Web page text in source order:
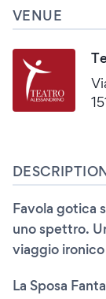
VENUE
Favola gotica
uno spettro.
viaggio
La Sposa